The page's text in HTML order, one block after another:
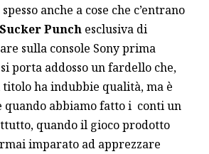
anche a cose che c’entrano
Sucker Punchesclusiva di
sulla console Sony prima
porta addosso un fardello che,
ha indubbie qualità, ma è
quando abbiamo fatto i conti un
quando il gioco prodotto
imparato ad apprezzare